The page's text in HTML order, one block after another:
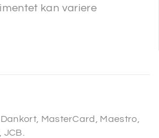
kan variere
MasterCard, Maestro,